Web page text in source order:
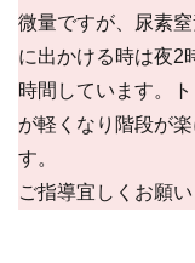
微量ですが、尿素
に出かける時は夜2
時間しています。
が軽くなり階段が
す。
ご指導宜しくお願